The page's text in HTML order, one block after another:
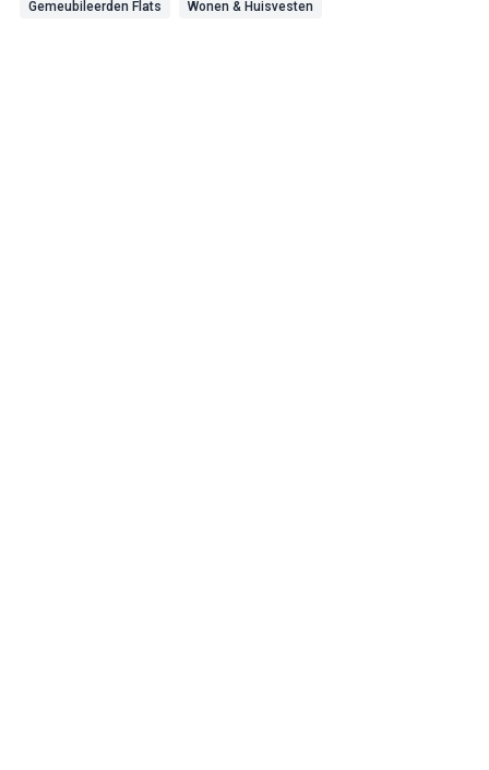
Gemeubileerden Flats Wonen & Huisvesten